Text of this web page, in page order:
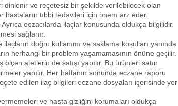
dinlenir ve reçetesiz bir şekilde verilebilecek olan
tıbbi tedavileri için önem arz eder.
eczacılarda ilaçlar konusunda oldukça bilgilidir.
sağlanır.
doğru kullanımı ve saklama koşulları yanında
herhangi bir problem yaşamamasının önüne geçilir.
aletlerin de satışı yapılır. Bu ürünleri satın
yapılır. Her haftanın sonunda eczane raporu
edilen ilaç bilgileri eczane dosyaları içerisinde yer
ve hasta gizliğini korumaları oldukça